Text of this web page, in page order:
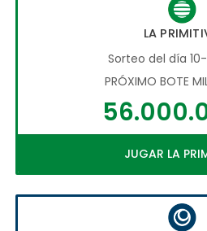
LA
Sorteo del día
PRÓXIMO BOTE
JUGAR LA